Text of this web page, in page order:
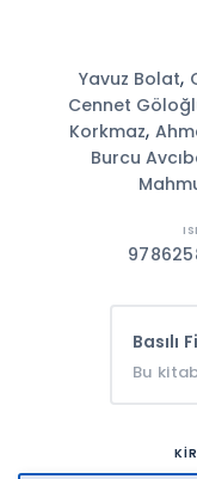
Yavuz Bolat,
Cennet
Korkmaz,
Burcu
Basılı
Bu